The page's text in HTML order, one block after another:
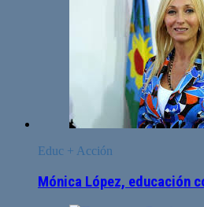
Educ + Acción
Mónica López, educación